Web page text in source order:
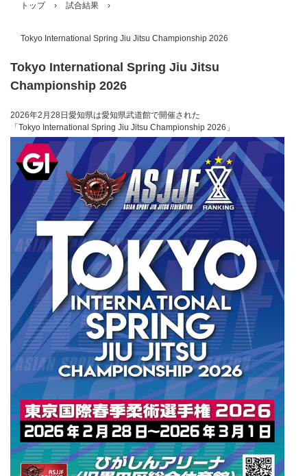
トップ › 試合結果 ›
Tokyo International Spring Jiu Jitsu Championship 2026
Tokyo International Spring Jiu Jitsu
Championship 2026
2026年2月28日愛知県は愛知県武道館で開催された
「Tokyo International Spring Jiu Jitsu Championship 2026」